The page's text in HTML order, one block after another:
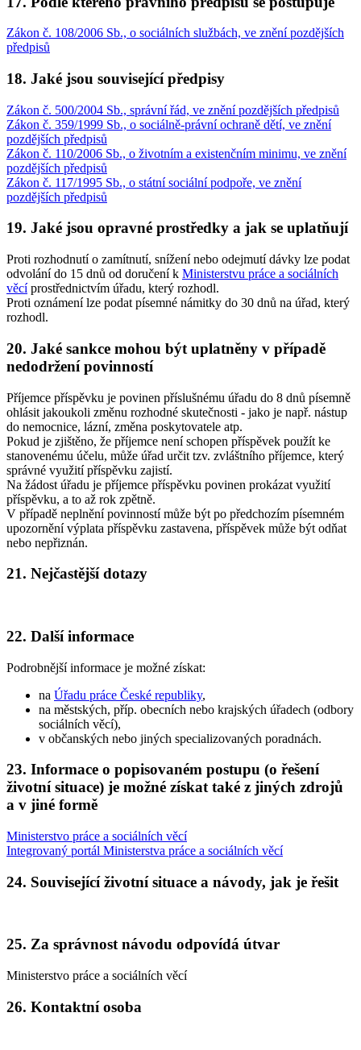
Zákon č. 108/2006 Sb., o sociálních službách, ve znění pozdějších
předpisů
18. Jaké jsou související předpisy
Zákon č. 500/2004 Sb., správní řád, ve znění pozdějších předpisů
Zákon č. 359/1999 Sb., o sociálně-právní ochraně dětí, ve znění
pozdějších předpisů
Zákon č. 110/2006 Sb., o životním a existenčním minimu, ve znění
pozdějších předpisů
Zákon č. 117/1995 Sb., o státní sociální podpoře, ve znění
pozdějších předpisů
19. Jaké jsou opravné prostředky a jak se uplatňují
Proti rozhodnutí o zamítnutí, snížení nebo odejmutí dávky lze podat
odvolání do 15 dnů od doručení k Ministerstvu práce a sociálních
věcíprostřednictvím úřadu, který rozhodl.
Proti oznámení lze podat písemné námitky do 30 dnů na úřad, který
rozhodl.
20. Jaké sankce mohou být uplatněny v případě
nedodržení povinností
Příjemce příspěvku je povinen příslušnému úřadu do 8 dnů písemně
ohlásit jakoukoli změnu rozhodné skutečnosti - jako je např. nástup
do nemocnice, lázní, změna poskytovatele atp.
Pokud je zjištěno, že příjemce není schopen příspěvek použít ke
stanovenému účelu, může úřad určit tzv. zvláštního příjemce, který
správné využití příspěvku zajistí.
Na žádost úřadu je příjemce příspěvku povinen prokázat využití
příspěvku, a to až rok zpětně.
V případě neplnění povinností může být po předchozím písemném
upozornění výplata příspěvku zastavena, příspěvek může být odňat
nebo nepřiznán.
21. Nejčastější dotazy
22. Další informace
Podrobnější informace je možné získat:
na Úřadu práce České republiky,
na městských, příp. obecních nebo krajských úřadech (odbory
sociálních věcí),
v občanských nebo jiných specializovaných poradnách.
23. Informace o popisovaném postupu (o řešení
životní situace) je možné získat také z jiných zdrojů
a v jiné formě
Ministerstvo práce a sociálních věcí
Integrovaný portál Ministerstva práce a sociálních věcí
24. Související životní situace a návody, jak je řešit
25. Za správnost návodu odpovídá útvar
Ministerstvo práce a sociálních věcí
26. Kontaktní osoba